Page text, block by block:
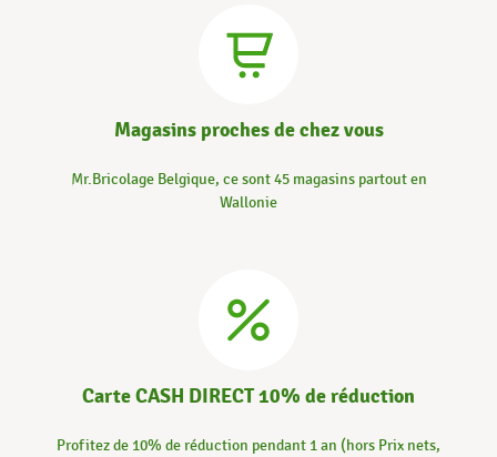
Magasins proches de chez vous
Mr.Bricolage Belgique, ce sont 45 magasins partout en
Wallonie
Carte CASH DIRECT 10% de réduction
Profitez de 10% de réduction pendant 1 an (hors Prix nets,